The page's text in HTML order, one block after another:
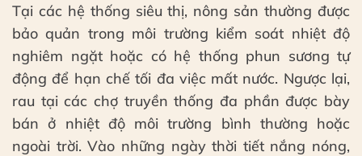
Tại các hệ thống siêu thị, nông sản thường được
bảo quản trong môi trường kiểm soát nhiệt độ
nghiêm ngặt hoặc có hệ thống phun sương tự
động để hạn chế tối đa việc mất nước. Ngược lại,
rau tại các chợ truyền thống đa phần được bày
bán ở nhiệt độ môi trường bình thường hoặc
ngoài trời. Vào những ngày thời tiết nắng nóng,